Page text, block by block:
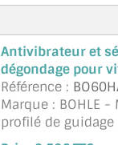
Antivibrateur et
dégondage pour
Référence :
Marque : BOHLE -
profilé de
Epaisseur : 4 - 6